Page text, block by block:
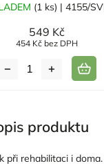
(1 ks) | 4155/
549 Kč
454 Kč bez DPH
produktu
při rehabilitaci i